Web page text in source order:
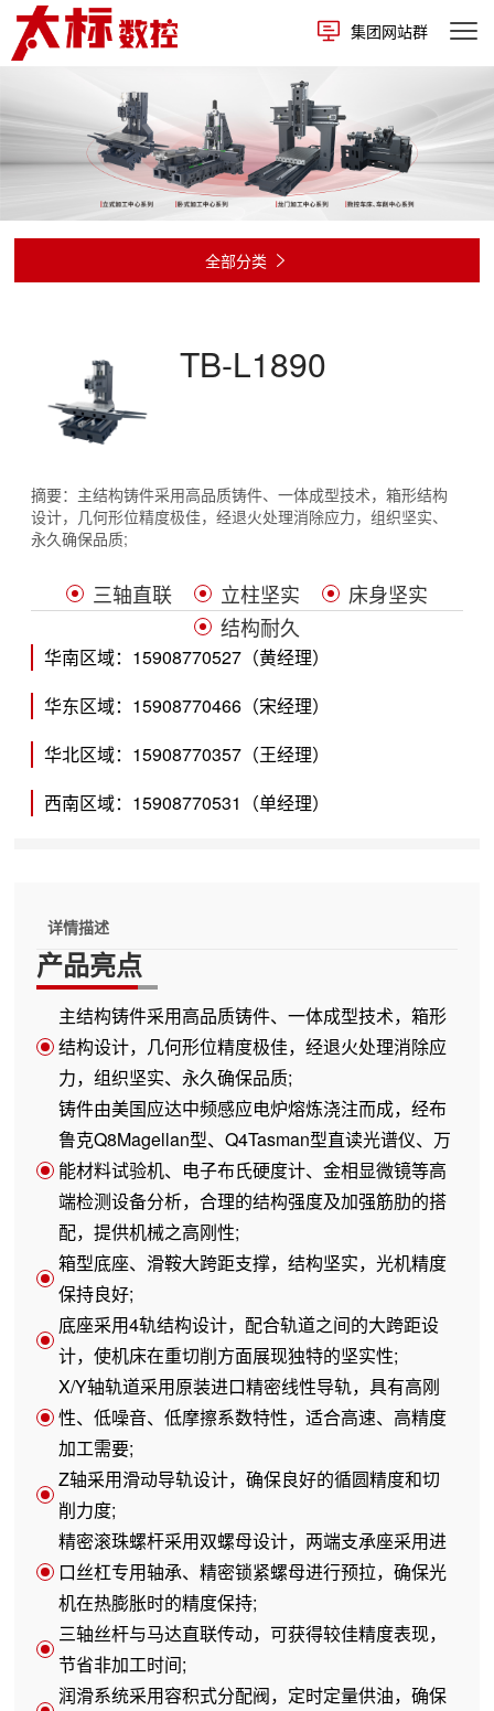
集团网站群
全部分类 
TB-L1890
摘要： 主结构铸件采用高品质铸件、一体成型技术，箱形结构
设计，几何形位精度极佳，经退火处理消除应力，组织坚实、
永久确保品质;
三轴直联 立柱坚实
床身坚实
结构耐久
华南区域：15908770527（黄经理）
华东区域：15908770466（宋经理）
华北区域：15908770357（王经理）
西南区域：15908770531（单经理）
详情描述
产品亮点
主结构铸件采用高品质铸件、一体成型技术，箱形
结构设计，几何形位精度极佳，经退火处理消除应
力，组织坚实、永久确保品质;
铸件由美国应达中频感应电炉熔炼浇注而成，经布
鲁克Q8Magellan型、Q4Tasman型直读光谱仪、万
能材料试验机、电子布氏硬度计、金相显微镜等高
端检测设备分析，合理的结构强度及加强筋肋的搭
配，提供机械之高刚性;
箱型底座、滑鞍大跨距支撑，结构坚实，光机精度
保持良好;
底座采用4轨结构设计，配合轨道之间的大跨距设
计，使机床在重切削方面展现独特的坚实性;
X/Y轴轨道采用原装进口精密线性导轨，具有高刚
性、低噪音、低摩擦系数特性，适合高速、高精度
加工需要;
Z轴采用滑动导轨设计，确保良好的循圆精度和切
削力度;
精密滚珠螺杆采用双螺母设计，两端支承座采用进
口丝杠专用轴承、精密锁紧螺母进行预拉，确保光
机在热膨胀时的精度保持;
三轴丝杆与马达直联传动，可获得较佳精度表现，
节省非加工时间;
润滑系统采用容积式分配阀，定时定量供油，确保